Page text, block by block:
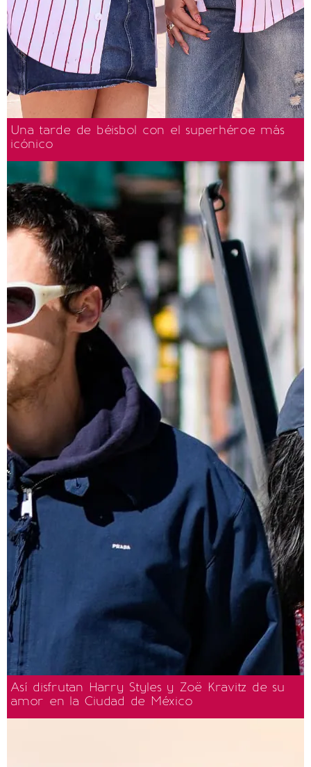
Una tarde de béisbol con el superhéroe más
icónico
Así disfrutan Harry Styles y Zoë Kravitz de su
amor en la Ciudad de México